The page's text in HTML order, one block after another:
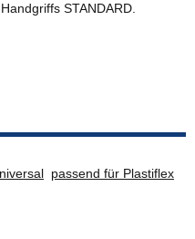
STANDARD.
passend für Plastiflex